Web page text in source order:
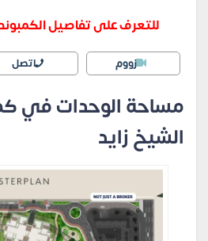
للتعرف على تفاصيل
زووم اتصل
مساحة الوحدات في
الشيخ زايد